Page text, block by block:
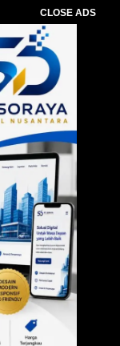
CLOSE ADS